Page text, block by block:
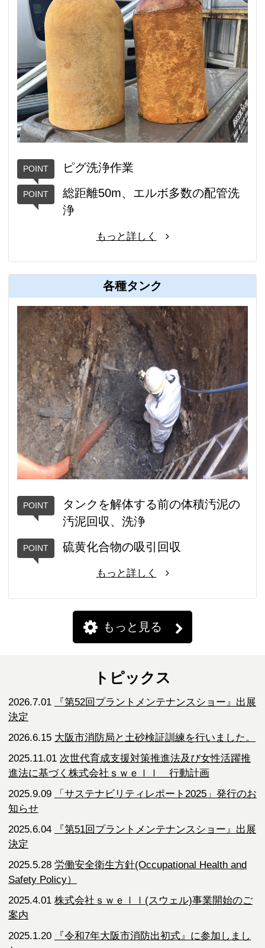
ピグ洗浄作業
総距離50m、エルボ多数の配管洗
浄
もっと詳しく
各種タンク
タンクを解体する前の体積汚泥の
汚泥回収、洗浄
硫黄化合物の吸引回収
もっと詳しく
もっと見る
トピックス
2026.7.01
『第52回プラントメンテナンスショー』出展
決定
2026.6.15 大阪市消防局と土砂検証訓練を行いました。
2025.11.01 次世代育成支援対策推進法及び女性活躍推
進法に基づく株式会社ｓｗｅｌｌ 行動計画
2025.9.09
「サステナビリティレポート2025」発行のお
知らせ
2025.6.04
『第51回プラントメンテナンスショー』出展
決定
2025.5.28 労働安全衛生方針(Occupational Health and
Safety Policy）
2025.4.01 株式会社ｓｗｅｌｌ(スウェル)事業開始のご
案内
2025.1.20
『令和7年大阪市消防出初式』に参加しまし